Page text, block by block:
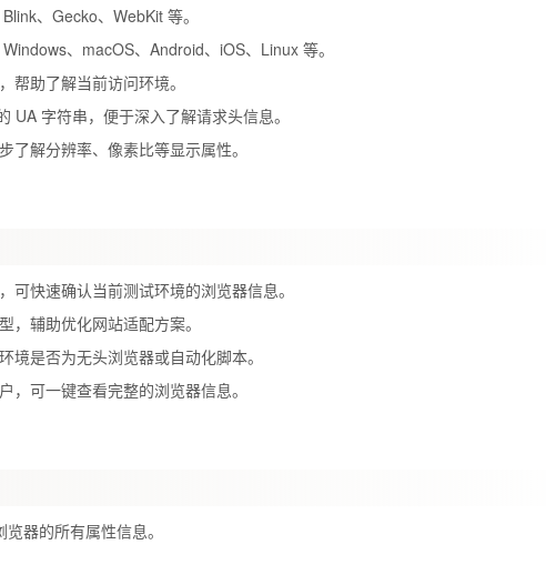
、Gecko、WebKit 等。
、macOS、Android、iOS、Linux 等。
帮助了解当前访问环境。
UA 字符串，便于深入了解请求头信息。
了解分辨率、像素比等显示属性。
可快速确认当前测试环境的浏览器信息。
，辅助优化网站适配方案。
境是否为无头浏览器或自动化脚本。
，可一键查看完整的浏览器信息。
器的所有属性信息。